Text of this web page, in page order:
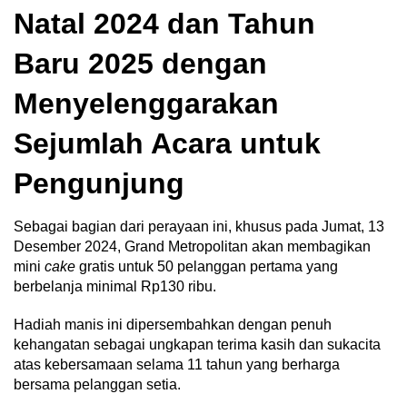
Natal 2024 dan Tahun
Baru 2025 dengan
Menyelenggarakan
Sejumlah Acara untuk
Pengunjung
Sebagai bagian dari perayaan ini, khusus pada Jumat, 13
Desember 2024, Grand Metropolitan akan membagikan
mini cake gratis untuk 50 pelanggan pertama yang
berbelanja minimal Rp130 ribu.
Hadiah manis ini dipersembahkan dengan penuh
kehangatan sebagai ungkapan terima kasih dan sukacita
atas kebersamaan selama 11 tahun yang berharga
bersama pelanggan setia.